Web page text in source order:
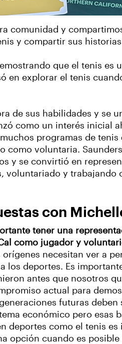
comunidad y
y compartir sus
que el tenis es
en explorar el tenis
de sus habilidades y se
como un interés inicial
programas de tenis
como voluntaria.
y se convirtió en
y trabajando
con
tener una
como jugador y
necesitan ver a
los deportes. Es
antes que nosotros
actual para
futuras
económico pero esas
deportes como el tenis
opción cuando es